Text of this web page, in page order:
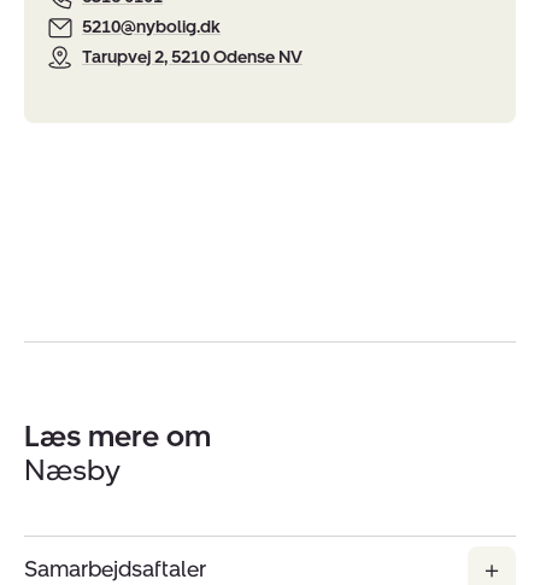
5210@nybolig.dk
Tarupvej 2, 5210 Odense NV
Læs mere om
Næsby
Samarbejdsaftaler